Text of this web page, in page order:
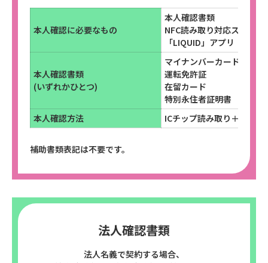
本人確認に必要なもの
本人確認書類
NFC読み取り対応スマート
「LIQUID」アプリ
本人確認書類
(いずれかひとつ)
マイナンバーカード
運転免許証
在留カード
特別永住者証明書
本人確認方法
ICチップ読み取り＋容貌画
補助書類表記は不要です。
法人確認書類
法人名義で契約する場合、